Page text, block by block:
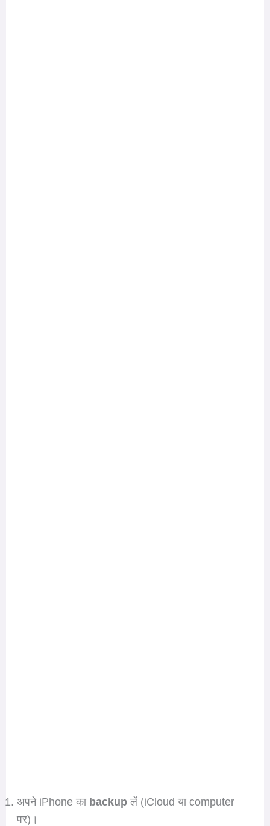
अपने iPhone का backupलें (iCloud या computer
पर)।